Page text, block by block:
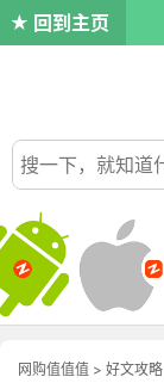
回到主页
网购值值值 > 好文攻略